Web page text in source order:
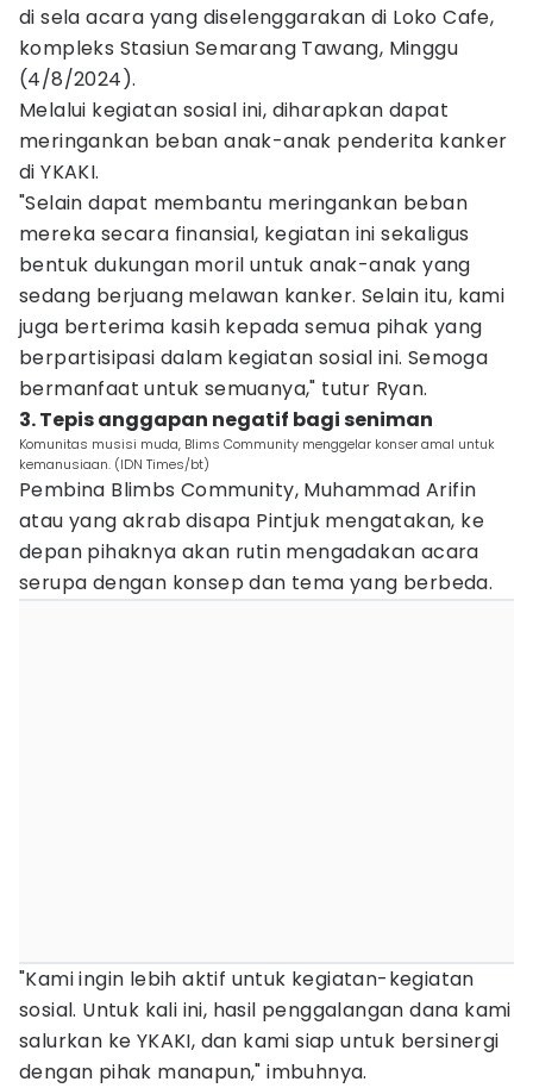
di sela acara yang diselenggarakan di Loko Cafe,
kompleks Stasiun Semarang Tawang, Minggu
(4/8/2024).
Melalui kegiatan sosial ini, diharapkan dapat
meringankan beban anak-anak penderita kanker
di YKAKI.
"Selain dapat membantu meringankan beban
mereka secara finansial, kegiatan ini sekaligus
bentuk dukungan moril untuk anak-anak yang
sedang berjuang melawan kanker. Selain itu, kami
juga berterima kasih kepada semua pihak yang
berpartisipasi dalam kegiatan sosial ini. Semoga
bermanfaat untuk semuanya," tutur Ryan.
3. Tepis anggapan negatif bagi seniman
Komunitas musisi muda, Blims Community menggelar konser amal untuk
kemanusiaan. (IDN Times/bt)
Pembina Blimbs Community, Muhammad Arifin
atau yang akrab disapa Pintjuk mengatakan, ke
depan pihaknya akan rutin mengadakan acara
serupa dengan konsep dan tema yang berbeda.
"Kami ingin lebih aktif untuk kegiatan-kegiatan
sosial. Untuk kali ini, hasil penggalangan dana kami
salurkan ke YKAKI, dan kami siap untuk bersinergi
dengan pihak manapun," imbuhnya.